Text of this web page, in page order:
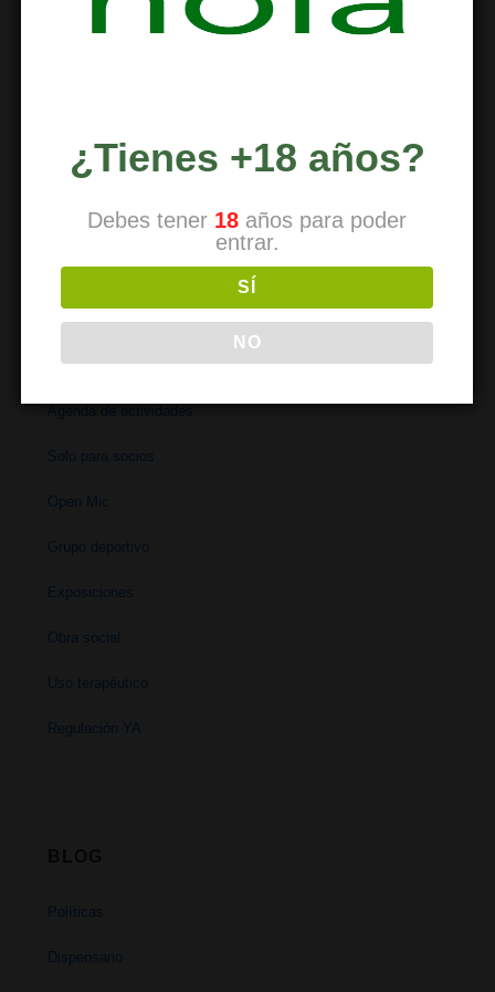
REDUCCIÓN DE RIESGOS
Tipos de drogas
Recursos externos
Solo para socios
Open Mic
Grupo deportivo
Exposiciones
Obra social
Uso terapéutico
Regulación YA
Políticas
Dispensario
¿Tienes +18 años?
Debes tener 18 años para poder
entrar.
SÍ
NO